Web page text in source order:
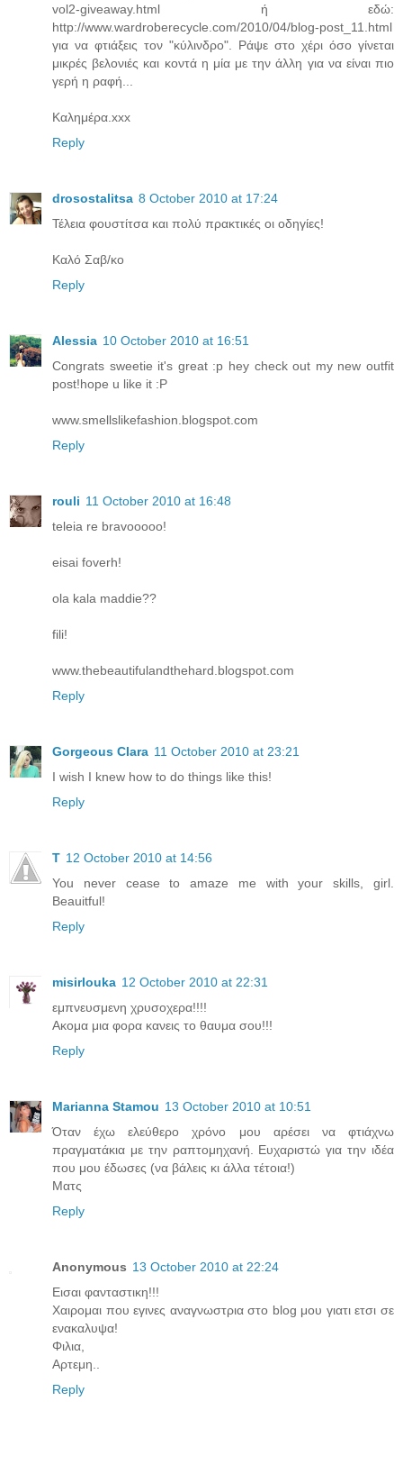
vol2-giveaway.html ή εδώ:
http://www.wardroberecycle.com/2010/04/blog-post_11.html
για να φτιάξεις τον "κύλινδρο". Ράψε στο χέρι όσο γίνεται
μικρές βελονιές και κοντά η μία με την άλλη για να είναι πιο
γερή η ραφή...
Καλημέρα.xxx
Reply
drosostalitsa 8 October 2010 at 17:24
Τέλεια φουστίτσα και πολύ πρακτικές οι οδηγίες!
Καλό Σαβ/κο
Reply
Alessia 10 October 2010 at 16:51
Congrats sweetie it's great :p hey check out my new outfit
post!hope u like it :P
www.smellslikefashion.blogspot.com
Reply
rouli 11 October 2010 at 16:48
teleia re bravooooo!
eisai foverh!
ola kala maddie??
fili!
www.thebeautifulandthehard.blogspot.com
Reply
Gorgeous Clara 11 October 2010 at 23:21
I wish I knew how to do things like this!
Reply
T 12 October 2010 at 14:56
You never cease to amaze me with your skills, girl.
Beauitful!
Reply
misirlouka 12 October 2010 at 22:31
εμπνευσμενη χρυσοχερα!!!!
Ακομα μια φορα κανεις το θαυμα σου!!!
Reply
Marianna Stamou 13 October 2010 at 10:51
Όταν έχω ελεύθερο χρόνο μου αρέσει να φτιάχνω
πραγματάκια με την ραπτομηχανή. Ευχαριστώ για την ιδέα
που μου έδωσες (να βάλεις κι άλλα τέτοια!)
Ματς
Reply
Anonymous 13 October 2010 at 22:24
Eισαι φανταστικη!!!
Χαιρομαι που εγινες αναγνωστρια στο blog μου γιατι ετσι σε
ενακαλυψα!
Φιλια,
Αρτεμη..
Reply